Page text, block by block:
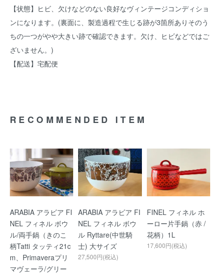
【状態】ヒビ、欠けなどのない良好なヴィンテージコンディショ
ンになります。(裏面に、製造過程で生じる跡が3箇所ありそのう
ちの一つがやや大きい跡で確認できます。欠け、ヒビなどではご
ざいません。)
【配送】宅配便
RECOMMENDED ITEM
ARABIA アラビア FI
NEL フィネル ボウ
ル/両手鍋（きのこ
柄Tatti タッティ21c
m、Primaveraプリ
マヴェーラ/グリー
ARABIA アラビア FI
NEL フィネル ボウ
ル Ryttare(中世騎
士) 大サイズ
27,500円(税込)
FINEL フィネル ホ
ーロー片手鍋（赤 /
花柄）1L
17,600円(税込)